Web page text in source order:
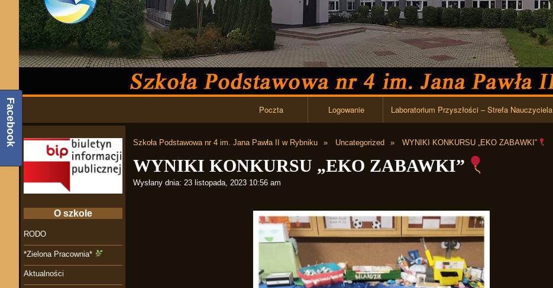
Poczta Logowanie Laboratorium Przyszłości – Strefa Nauczyciela
Szkoła Podstawowa nr 4 im. Jana Pawła II w Rybniku Uncategorized WYNIKI KONKURSU „EKO ZABAWKI”
WYNIKI KONKURSU „EKO ZABAWKI”
Wysłany dnia: 23 listopada, 2023 10:56 am
O szkole
RODO
*Zielona Pracownia*
Aktualności
Facebook